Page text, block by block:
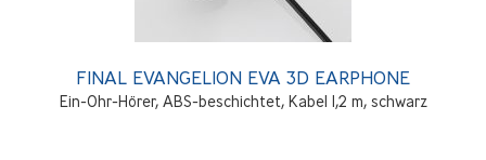
FINAL EVANGELION EVA 3D EARPHONE
Ein-Ohr-Hörer, ABS-beschichtet, Kabel 1,2 m, schwarz